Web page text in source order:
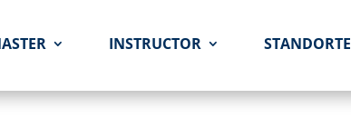
INSTRUCTOR STANDORTE